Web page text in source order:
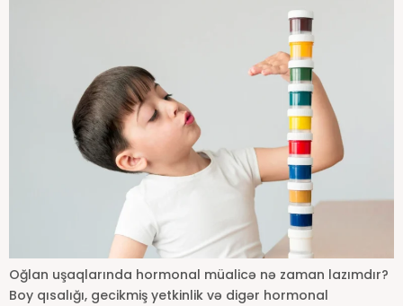
Oğlan uşaqlarında hormonal müalicə nə zaman lazımdır?
Boy qısalığı, gecikmiş yetkinlik və digər hormonal